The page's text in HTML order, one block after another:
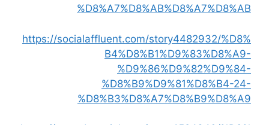
%D8%A7%D8%AB%D8%A7%D8%AB
https://socialaffluent.com/story4482932/%D8%
B4%D8%B1%D9%83%D8%A9-
%D9%86%D9%82%D9%84-
%D8%B9%D9%81%D8%B4-24-
%D8%B3%D8%A7%D8%B9%D8%A9